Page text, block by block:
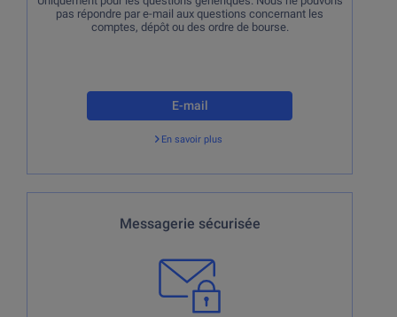
pas répondre par e-mail aux questions concernant les
comptes, dépôt ou des ordre de bourse.
E-mail
En savoir plus
Retour
Messagerie sécurisée
En cas de questions concernant vos comptes ou vos